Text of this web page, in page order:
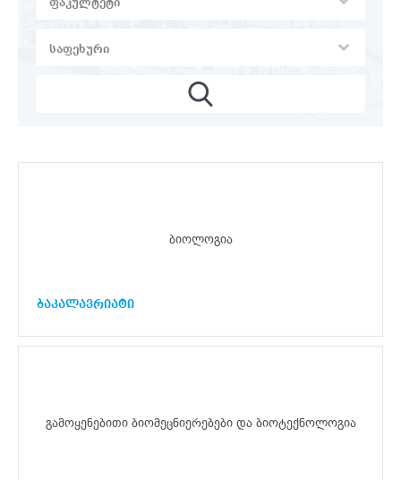
ბიოლოგია
ბაკალავრიატი
გამოყენებითი ბიომეცნიერებები და ბიოტექნოლოგია